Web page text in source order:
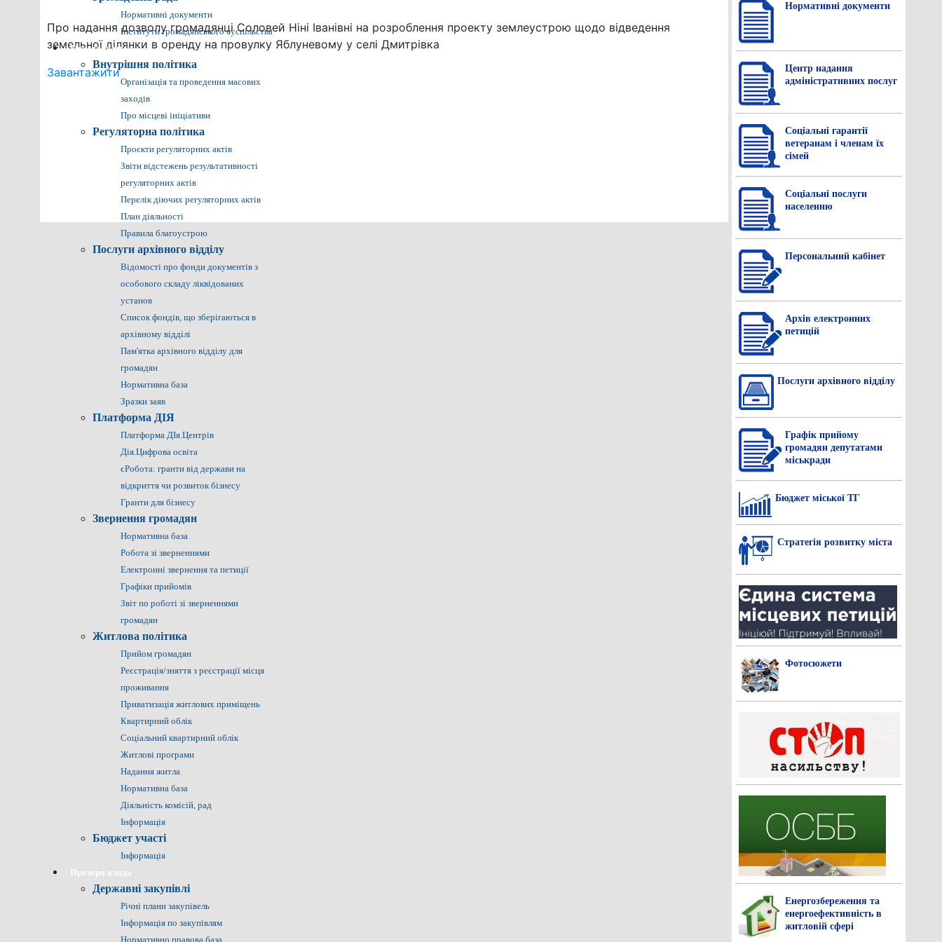
Нормативні документи
Інститути громадянського суспільства
Громадянам
Внутрішня політика
Організація та проведення масових
заходів
Про місцеві ініціативи
Регуляторна політика
Проєкти регуляторних актів
Звіти відстежень результативності
регуляторних актів
Перелік діючих регуляторних актів
План діяльності
Правила благоустрою
Послуги архівного відділу
Відомості про фонди документів з
особового складу ліквідованих
установ
Список фондів, що зберігаються в
архівному відділі
Пам'ятка архівного відділу для
громадян
Нормативна база
Зразки заяв
Платформа ДІЯ
Платформа ДІя.Центрів
Дія.Цифрова освіта
єРобота: гранти від держави на
відкриття чи розвиток бізнесу
Гранти для бізнесу
Звернення громадян
Нормативна база
Робота зі зверненнями
Електронні звернення та петиції
Графіки прийомів
Звіт по роботі зі зверненнями
громадян
Житлова політика
Прийом громадян
Реєстрація/зняття з реєстрації місця
проживання
Приватизація житлових приміщень
Квартирний облік
Соціальний квартирний облік
Житлові програми
Надання житла
Нормативна база
Діяльність комісій, рад
Інформація
Бюджет участі
Інформація
Прозора влада
Державні закупівлі
Річні плани закупівель
Інформація по закупівлям
Нормативно правова база
Про надання дозволу громадянці Соловей Ніні Іванівні на розроблення проекту землеустрою щодо відведення
земельної ділянки в оренду на провулку Яблуневому у селі Дмитрівка
Завантажити
Нормативнi документи
Центр надання
адміністративних послуг
Соціальні гарантії
ветеранам і членам їх
сімей
Соціальні послуги
населенню
Персональний кабінет
Архів електронних
петицій
Послуги архівного відділу
Графік прийому
громадян депутатами
міськради
Бюджет міської ТГ
Стратегія розвитку міста
Фотосюжети
Енергозбереження та
енергоефективність в
житловій сфері